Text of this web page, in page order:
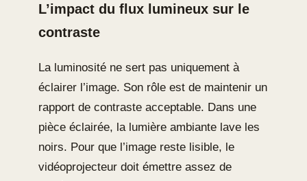
L’impact du flux lumineux sur le
contraste
La luminosité ne sert pas uniquement à
éclairer l’image. Son rôle est de maintenir un
rapport de contraste acceptable. Dans une
pièce éclairée, la lumière ambiante lave les
noirs. Pour que l’image reste lisible, le
vidéoprojecteur doit émettre assez de